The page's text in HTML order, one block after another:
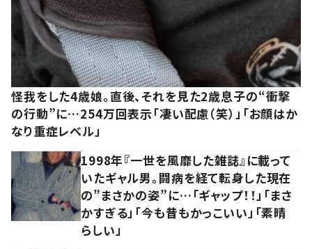
怪我をした4歳娘。直後、それを見た2歳息子の“衝撃
の行動”に…254万回表示「凄い配慮（笑）」「お顔はか
なり重症レベル」
1998年『一世を風靡した雑誌』に載って
いたギャル男。闘病を経て転身した現在
の”まさかの姿”に…「ギャップ！！」「まさ
かすぎる」「今も昔もかっこいい」「素晴
らしい」